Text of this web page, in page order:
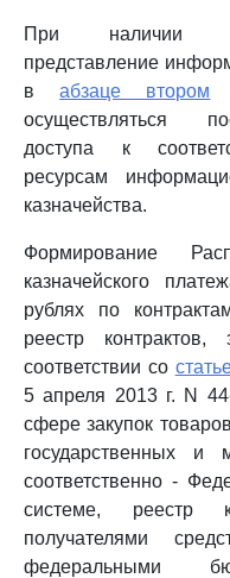
При наличии
представление
вабзаце втором
осуществляться
доступа к
ресурсам
казначейства.
Формирование
казначейского
рублях по
реестр контрактов,
соответствии со
5 апреля 2013 г. N
сфере закупок
государственных и
соответственно -
системе, реестр
получателями
федеральными